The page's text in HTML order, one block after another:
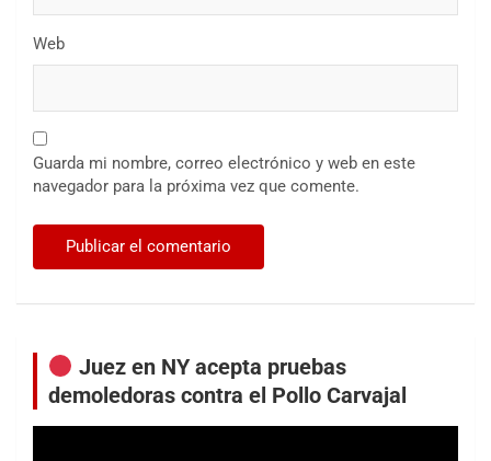
Web
Guarda mi nombre, correo electrónico y web en este
navegador para la próxima vez que comente.
Juez en NY acepta pruebas
demoledoras contra el Pollo Carvajal